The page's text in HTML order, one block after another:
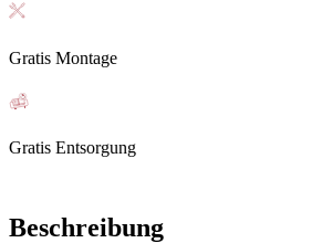
Gratis Montage
Gratis Entsorgung
Beschreibung